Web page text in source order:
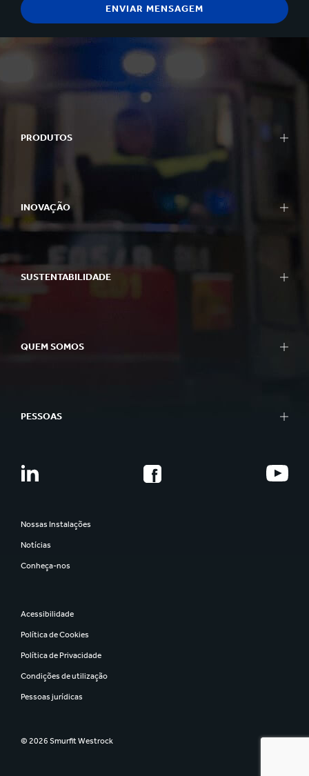
PRODUTOS
INOVAÇÃO
SUSTENTABILIDADE
QUEM SOMOS
PESSOAS
Nossas Instalações
Notícias
Conheça-nos
Acessibilidade
Política de Cookies
Política de Privacidade
Condições de utilização
Pessoas jurídicas
© 2026 Smurfit Westrock